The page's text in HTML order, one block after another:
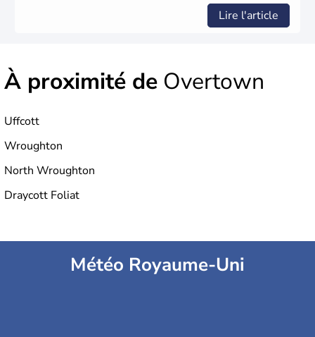
Lire l'article
À proximité de Overtown
Uffcott
Wroughton
North Wroughton
Draycott Foliat
Météo Royaume-Uni